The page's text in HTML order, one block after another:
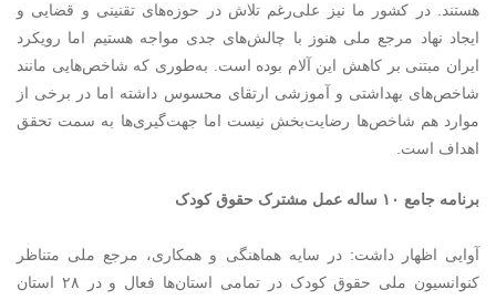
هستند. در کشور ما نیز علی‌رغم تلاش در حوزه‌های تقنینی و قضایی و
ایجاد نهاد مرجع ملی هنوز با چالش‌های جدی مواجه هستیم اما رویکرد
ایران مبتنی بر کاهش این آلام بوده است. به‌طوری که شاخص‌هایی مانند
شاخص‌های بهداشتی و آموزشی ارتقای محسوس داشته اما در برخی از
موارد هم شاخص‌ها رضایت‌بخش نیست اما جهت‌گیری‌ها به سمت تحقق
اهداف است.
برنامه‌ جامع ۱۰ ساله عمل مشترک حقوق کودک
آوایی اظهار داشت: در سایه هماهنگی و همکاری، مرجع ملی متناظر
کنوانسیون ملی حقوق کودک در تمامی استان‌ها فعال و در ۲۸ استان